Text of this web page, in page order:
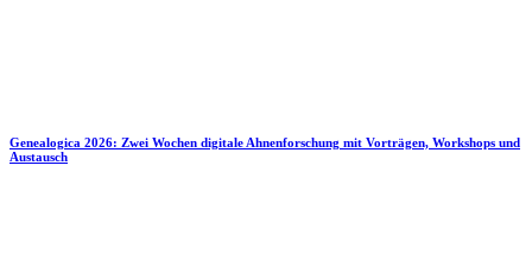
Genealogica 2026: Zwei Wochen digitale Ahnenforschung mit Vorträgen, Workshops und
Austausch